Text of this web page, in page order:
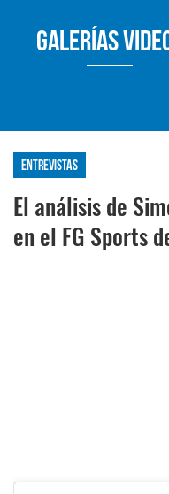
Galerías
Entrevistas
El análisis de
en el FG Sports